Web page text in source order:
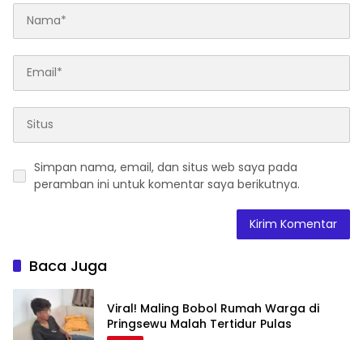
Simpan nama, email, dan situs web saya pada
peramban ini untuk komentar saya berikutnya.
Baca Juga
Viral! Maling Bobol Rumah Warga di
Pringsewu Malah Tertidur Pulas